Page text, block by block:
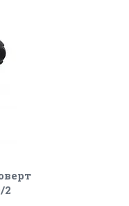
2